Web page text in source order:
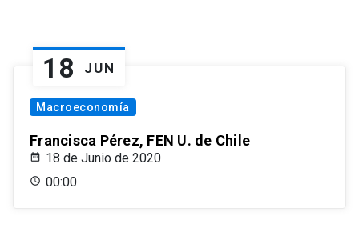
18 JUN
Macroeconomía
Francisca Pérez, FEN U. de Chile
18 de Junio de 2020
00:00